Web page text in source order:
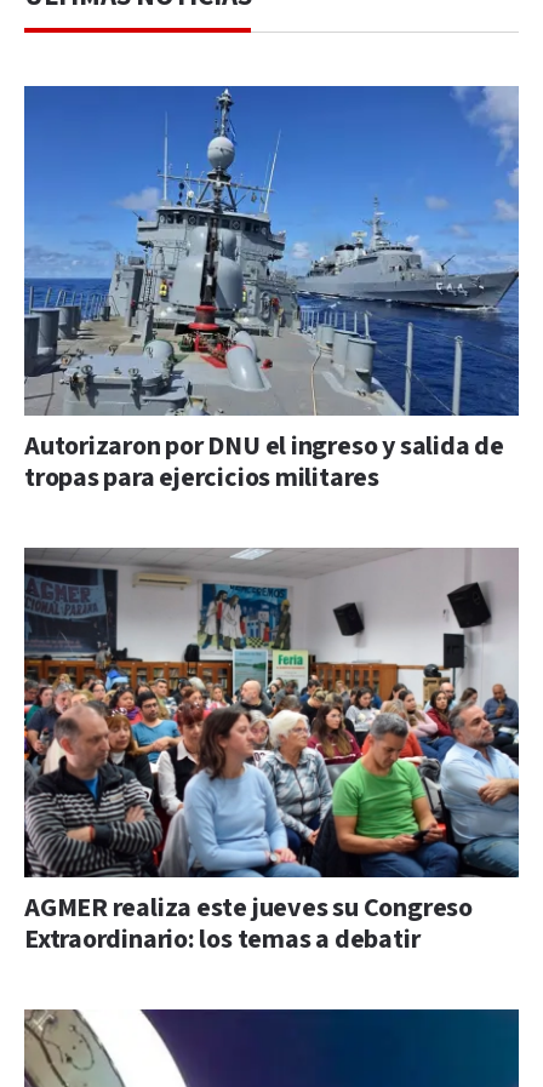
Autorizaron por DNU el ingreso y salida de
tropas para ejercicios militares
AGMER realiza este jueves su Congreso
Extraordinario: los temas a debatir